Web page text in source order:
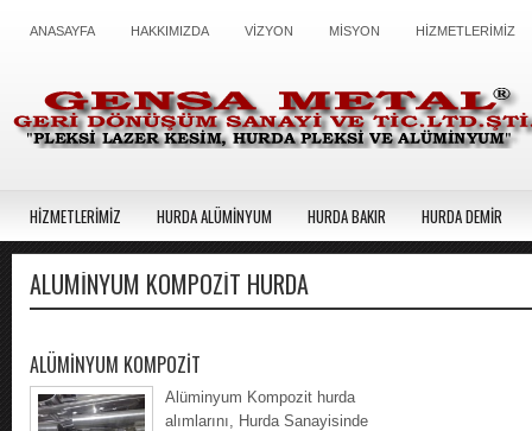
ANASAYFA HAKKIMIZDA VİZYON MİSYON HİZMETLERİMİZ
HİZMETLERİMİZ HURDA ALÜMİNYUM HURDA BAKIR HURDA DEMİR
ALÜMINYUM KOMPOZIT HURDA
ALÜMİNYUM KOMPOZİT
Alüminyum Kompozit hurda
alımlarını, Hurda Sanayisinde